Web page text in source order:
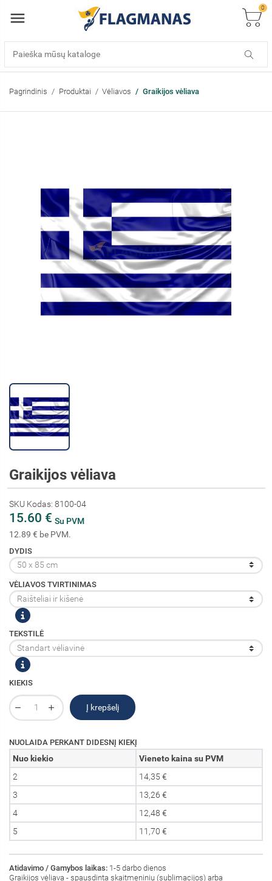
0
Pagrindinis Produktai Vėliavos Graikijos vėliava
Graikijos vėliava
SKU Kodas: 8100-04
15.60 € Su PVM
12.89 € be PVM.
DYDIS
VĖLIAVOS TVIRTINIMAS
TEKSTILĖ
KIEKIS
Į krepšelį
NUOLAIDA PERKANT DIDESNĮ KIEKĮ
Nuo kiekio
Vieneto kaina su PVM
2
14,35 €
3
13,26 €
4
12,48 €
5
11,70 €
Atidavimo / Gamybos laikas: 1-5 darbo dienos
Graikijos vėliava - spausdinta skaitmeniniu (sublimacijos) arba